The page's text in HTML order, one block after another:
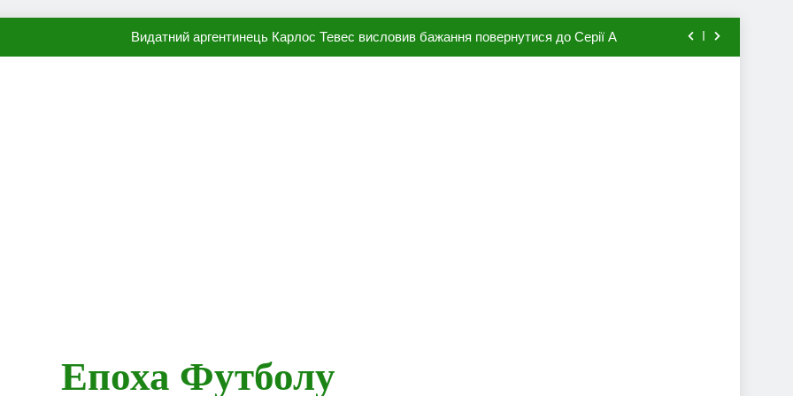
Видатний аргентинець Карлос Тевес висловив бажання повернутися до Серії А
Епоха Футболу